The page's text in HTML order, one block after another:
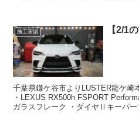
施工実績 【2/1
千葉県鎌ケ谷市よりLUSTER龍ケ崎
・LEXUS RX500h FSPORT
ガラスフレーク ・ダイヤⅡキーパー